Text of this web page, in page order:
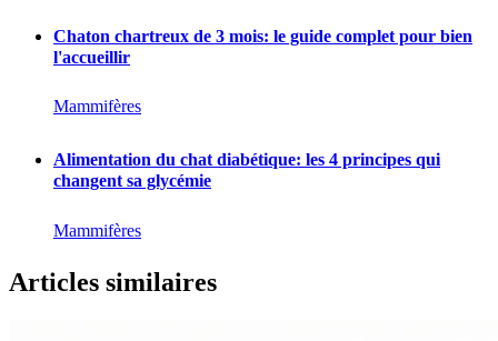
Chaton chartreux de 3 mois: le guide complet pour bien
l'accueillir
Mammifères
Alimentation du chat diabétique: les 4 principes qui
changent sa glycémie
Mammifères
Articles similaires